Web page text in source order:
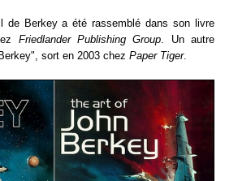
de Berkey a été rassemblé dans son livre
Friedlander Publishing Group. Un autre
sort en 2003 chez Paper Tiger.